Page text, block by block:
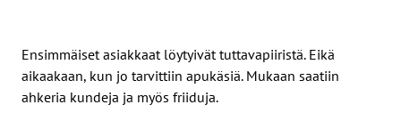
Ensimmäiset asiakkaat löytyivät tuttavapiiristä. Eikä
aikaakaan, kun jo tarvittiin apukäsiä. Mukaan saatiin
ahkeria kundeja ja myös friiduja.